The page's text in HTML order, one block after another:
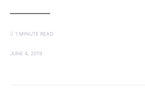
1 MINUTE READ
JUNE 4, 2019